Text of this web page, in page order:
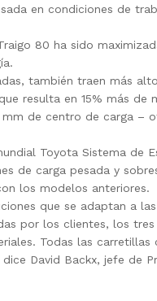
en condiciones de
80 ha sido
también traen más
resulta en 15% más
de centro de carga –
Toyota Sistema de
de carga pesada y
los modelos anteriores.
que se adaptan a
por los clientes, los
Todas las
David Backx, jefe de